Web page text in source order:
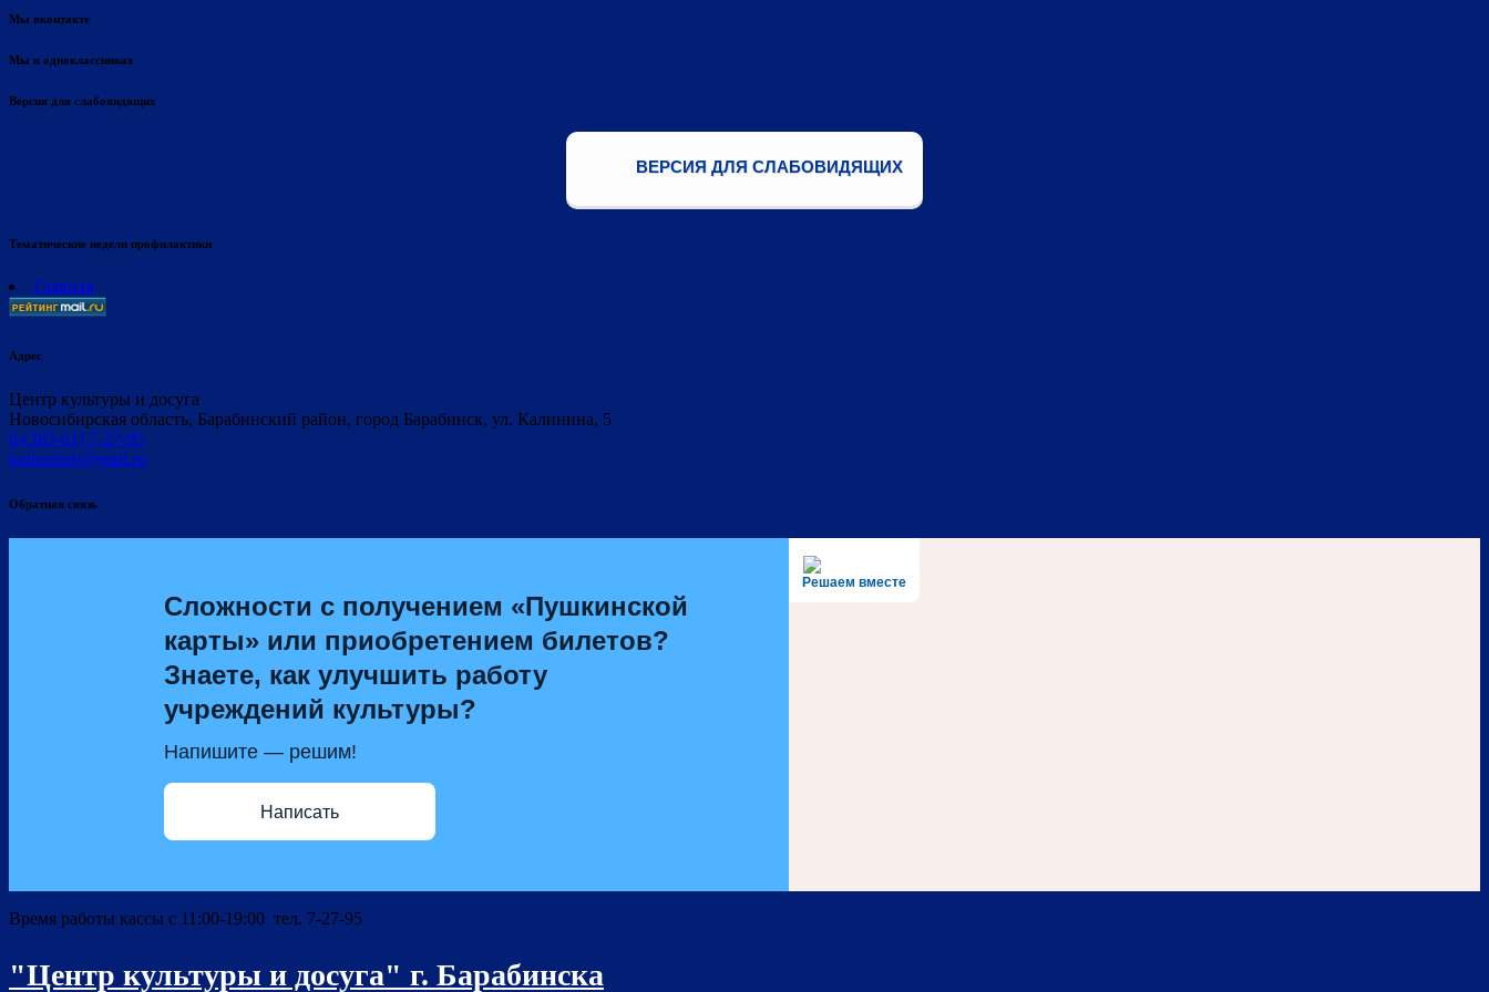
Мы вконтакте
Мы в одноклассниках
Версия для слабовидящих
ВЕРСИЯ ДЛЯ СЛАБОВИДЯЩИХ
Тематические недели профилактики
Главная
Адрес
Центр культуры и досуга
Новосибирская область, Барабинский район, город Барабинск, ул. Калинина, 5
8-(383-61) 7-27-95
kulturabrb@mail.ru
Обратная связь
Решаем вместе
Сложности с получением «Пушкинской
карты» или приобретением билетов?
Знаете, как улучшить работу
учреждений культуры?
Напишите — решим!
Написать
Время работы кассы с 11:00-19:00 тел. 7-27-95
"Центр культуры и досуга" г. Барабинска